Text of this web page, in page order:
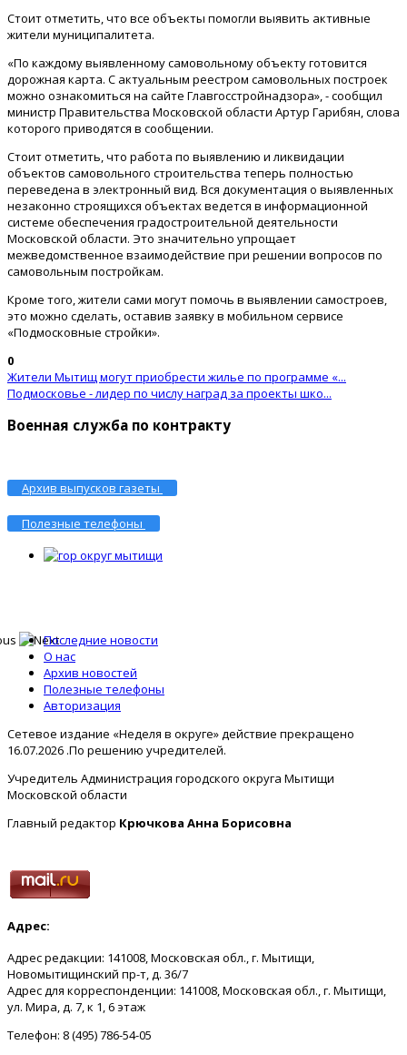
Стоит отметить, что все объекты помогли выявить активные
жители муниципалитета.
«По каждому выявленному самовольному объекту готовится
дорожная карта. С актуальным реестром самовольных построек
можно ознакомиться на сайте Главгосстройнадзора», - сообщил
министр Правительства Московской области Артур Гарибян, слова
которого приводятся в сообщении.
Стоит отметить, что работа по выявлению и ликвидации
объектов самовольного строительства теперь полностью
переведена в электронный вид. Вся документация о выявленных
незаконно строящихся объектах ведется в информационной
системе обеспечения градостроительной деятельности
Московской области. Это значительно упрощает
межведомственное взаимодействие при решении вопросов по
самовольным постройкам.
Кроме того, жители сами могут помочь в выявлении самостроев,
это можно сделать, оставив заявку в мобильном сервисе
«Подмосковные стройки».
0
Жители Мытищ могут приобрести жилье по программе «...
Подмосковье - лидер по числу наград за проекты шко...
Военная служба по контракту
Архив выпусков газеты
Полезные телефоны
Последние новости
О нас
Архив новостей
Полезные телефоны
Авторизация
Сетевое издание «Неделя в округе» действие прекращено
16.07.2026 .По решению учредителей.
Учредитель Администрация городского округа Мытищи
Московской области
Главный редактор Крючкова Анна Борисовна
Адрес:
Адрес редакции: 141008, Московская обл., г. Мытищи,
Новомытищинский пр-т, д. 36/7
Адрес для корреспонденции: 141008, Московская обл., г. Мытищи,
ул. Мира, д. 7, к 1, 6 этаж
Телефон: 8 (495) 786-54-05